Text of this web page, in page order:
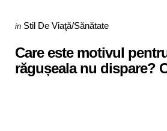
Categories
Posted
in Stil De Viaţă/Sănătate
Care este motivul
răgușeala nu dispare?